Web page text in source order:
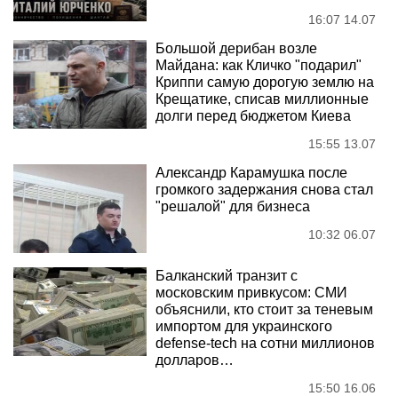
16:07 14.07
Большой дерибан возле
Майдана: как Кличко "подарил"
Криппи самую дорогую землю на
Крещатике, списав миллионные
долги перед бюджетом Киева
15:55 13.07
Александр Карамушка после
громкого задержания снова стал
"решалой" для бизнеса
10:32 06.07
Балканский транзит с
московским привкусом: СМИ
объяснили, кто стоит за теневым
импортом для украинского
defense-tech на сотни миллионов
долларов…
15:50 16.06